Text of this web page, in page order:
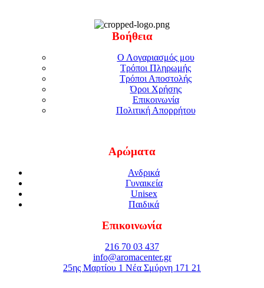
Βοήθεια
Ο Λογαριασμός μου
Τρόποι Πληρωμής
Τρόποι Αποστολής
Όροι Χρήσης
Επικοινωνία
Πολιτική Απορρήτου
Αρώματα
Ανδρικά
Γυναικεία
Unisex
Παιδικά
Επικοινωνία
216 70 03 437
info@aromacenter.gr
25ης Μαρτίου 1 Νέα Σμύρνη 171 21